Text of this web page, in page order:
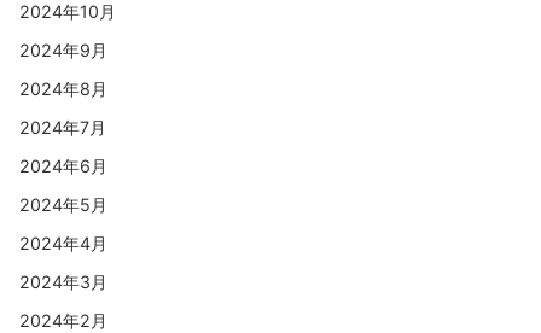
2024年10月
2024年9月
2024年8月
2024年7月
2024年6月
2024年5月
2024年4月
2024年3月
2024年2月